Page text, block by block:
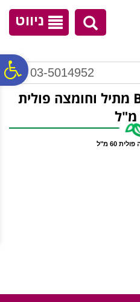
נגישות
ניווט
03-5014952
Ecosupp ויטמין B12 מתיל וחומצה פולית